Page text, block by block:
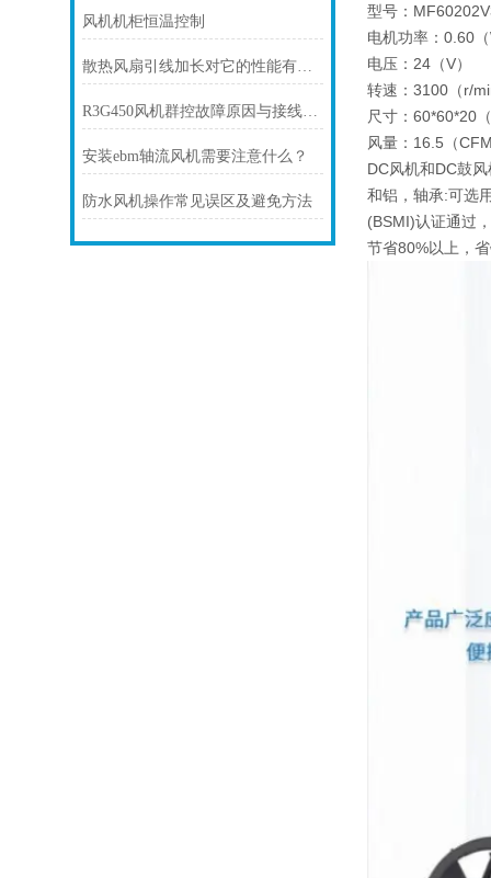
风机机柜恒温控制
散热风扇引线加长对它的性能有影响吗
R3G450风机群控故障原因与接线避坑指南
安装ebm轴流风机需要注意什么？
防水风机操作常见误区及避免方法
型号：
电机功率：0.60
电压：24（V）
转速：3100（r/
尺寸：60*60*20
风量：16.5（
DC风机和DC鼓
和铝，轴承:可选
(BSMI)认证通过
节省80%以上，